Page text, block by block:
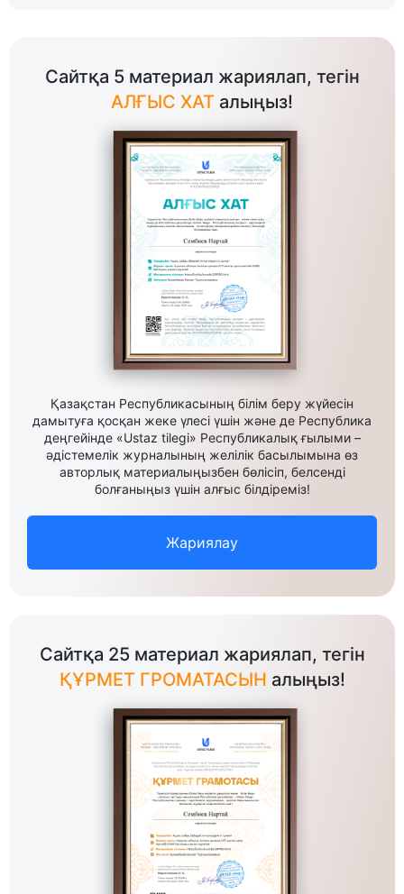
Сайтқа 5 материал жариялап, тегін
АЛҒЫС ХАТ алыңыз!
Қазақстан Республикасының білім беру жүйесін
дамытуға қосқан жеке үлесі үшін және де Республика
деңгейінде «Ustaz tilegi» Республикалық ғылыми –
әдістемелік журналының желілік басылымына өз
авторлық материалыңызбен бөлісіп, белсенді
болғаныңыз үшін алғыс білдіреміз!
Жариялау
Сайтқа 25 материал жариялап, тегін
ҚҰРМЕТ ГРОМАТАСЫН алыңыз!